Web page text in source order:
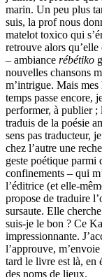
marin. Un peu plus
suis, la prof nous
matelot toxico qui
retrouve alors
– ambiance rébétiko
nouvelles chansons
m’intrigue. Mais mes
temps passe encore,
performer, à publier ;
traduis de la poésie
sens pas traducteur,
chez l’autre une
geste poétique parmi
confinements – qui
l’éditrice (et elle-
propose de traduire
sursaute. Elle
suis-je le bon ? Ce
impressionnante.
l’approuve,
tard le livre est là, en
des noms de lieux.